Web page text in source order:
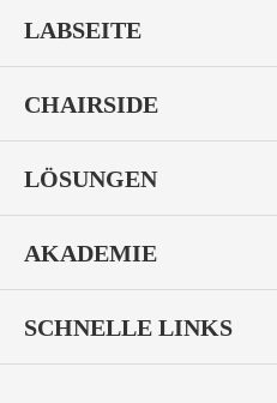
LABSEITE
CHAIRSIDE
LÖSUNGEN
AKADEMIE
SCHNELLE LINKS